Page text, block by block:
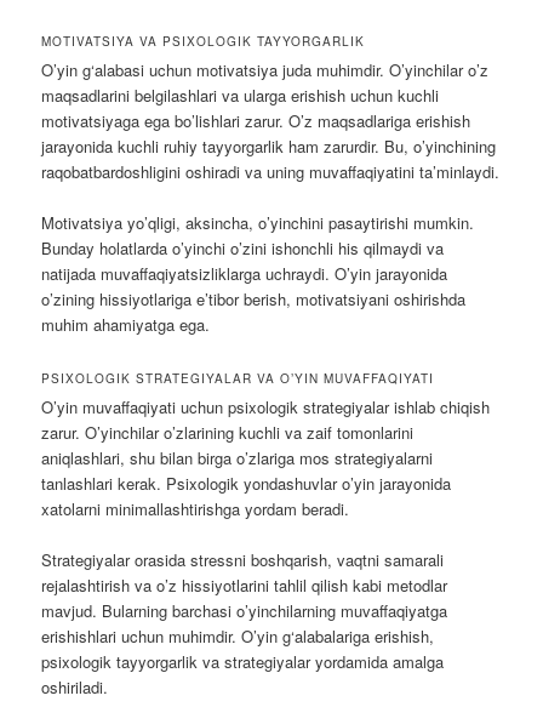
MOTIVATSIYA VA PSIXOLOGIK TAYYORGARLIK
O’yin g‘alabasi uchun motivatsiya juda muhimdir. O’yinchilar o’z
maqsadlarini belgilashlari va ularga erishish uchun kuchli
motivatsiyaga ega bo’lishlari zarur. O’z maqsadlariga erishish
jarayonida kuchli ruhiy tayyorgarlik ham zarurdir. Bu, o’yinchining
raqobatbardoshligini oshiradi va uning muvaffaqiyatini ta’minlaydi.
Motivatsiya yo’qligi, aksincha, o’yinchini pasaytirishi mumkin.
Bunday holatlarda o’yinchi o’zini ishonchli his qilmaydi va
natijada muvaffaqiyatsizliklarga uchraydi. O’yin jarayonida
o’zining hissiyotlariga e’tibor berish, motivatsiyani oshirishda
muhim ahamiyatga ega.
PSIXOLOGIK STRATEGIYALAR VA O’YIN MUVAFFAQIYATI
O’yin muvaffaqiyati uchun psixologik strategiyalar ishlab chiqish
zarur. O’yinchilar o’zlarining kuchli va zaif tomonlarini
aniqlashlari, shu bilan birga o’zlariga mos strategiyalarni
tanlashlari kerak. Psixologik yondashuvlar o’yin jarayonida
xatolarni minimallashtirishga yordam beradi.
Strategiyalar orasida stressni boshqarish, vaqtni samarali
rejalashtirish va o’z hissiyotlarini tahlil qilish kabi metodlar
mavjud. Bularning barchasi o’yinchilarning muvaffaqiyatga
erishishlari uchun muhimdir. O’yin g‘alabalariga erishish,
psixologik tayyorgarlik va strategiyalar yordamida amalga
oshiriladi.